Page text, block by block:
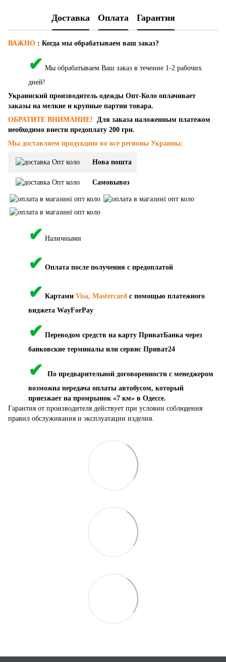
Доставка Оплата Гарантия
ВАЖНО : Когда мы обрабатываем ваш заказ?
✔ Мы обрабатываем Ваш заказ в течение 1-2 рабочих
дней!
Украинский производитель одежды Опт-Коло оплачивает
заказы на мелкие и крупные партии товара.
ОБРАТИТЕ ВНИМАНИЕ!
Для заказа наложенным платежом
необходимо внести предоплату 200 грн.
Мы доставляем продукцию во все регионы Украины:
Нова пошта
Самовывоз
✔ Наличными
✔ Оплата после получения с предоплатой
✔ Картами Visa, Mastercard с помощью платежного
виджета WayForPay
✔ Переводом средств на карту ПриватБанка через
банковские терминалы или сервис Приват24
✔
По предварительной договоренности с менеджером
возможна передача оплаты автобусом, который
приезжает на промрынок «7 км» в Одессе.
Гарантия от производителя действует при условии соблюдения
правил обслуживания и эксплуатации изделия.